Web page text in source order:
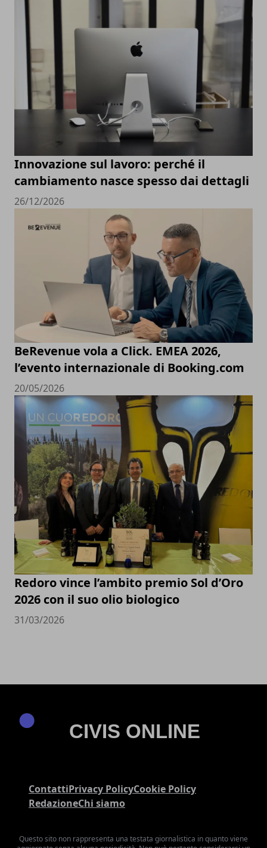
Innovazione sul lavoro: perché il
cambiamento nasce spesso dai dettagli
26/12/2026
BeRevenue vola a Click. EMEA 2026,
l’evento internazionale di Booking.com
20/05/2026
Redoro vince l’ambito premio Sol d’Oro
2026 con il suo olio biologico
31/03/2026
ContattiPrivacy PolicyCookie Policy
RedazioneChi siamo
Questo sito non rappresenta una testata giornalistica in quanto viene